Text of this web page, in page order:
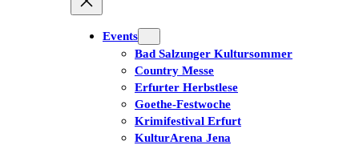
Events
Bad Salzunger Kultursommer
Country Messe
Erfurter Herbstlese
Goethe-Festwoche
Krimifestival Erfurt
KulturArena Jena